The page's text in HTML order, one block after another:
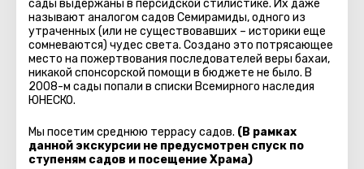
сады выдержаны в персидской стилистике. Их даже
называют аналогом садов Семирамиды, одного из
утраченных (или не существовавших – историки еще
сомневаются) чудес света. Создано это потрясающее
место на пожертвования последователей веры бахаи,
никакой спонсорской помощи в бюджете не было. В
2008-м сады попали в списки Всемирного наследия
ЮНЕСКО.
Мы посетим среднюю террасу садов. (В рамках
данной экскурсии не предусмотрен спуск по
ступеням садов и посещение Храма)